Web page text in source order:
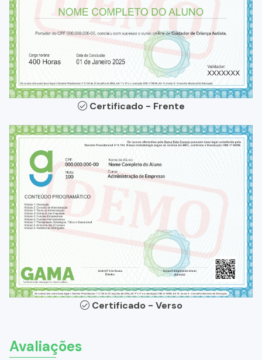
Certificado - Frente
Certificado - Verso
Avaliações